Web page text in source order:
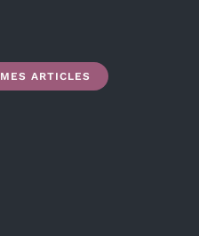
MES ARTICLES